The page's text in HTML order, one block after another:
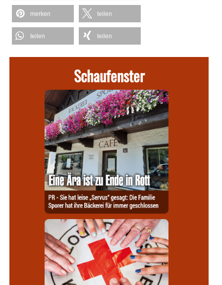
merken teilen
teilen teilen
Schaufenster